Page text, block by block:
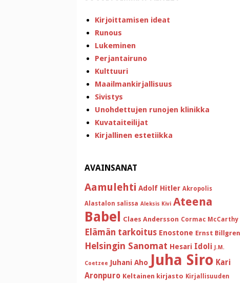
Kirjoittamisen ideat
Runous
Lukeminen
Perjantairuno
Kulttuuri
Maailmankirjallisuus
Sivistys
Unohdettujen runojen klinikka
Kuvataiteilijat
Kirjallinen estetiikka
AVAINSANAT
Aamulehti Adolf Hitler Akropolis
Alastalon salissa Aleksis Kivi Ateena
Babel Claes Andersson Cormac McCarthy
Elämän tarkoitus Enostone Ernst Billgren
Helsingin Sanomat Hesari Idoli J.M.
Coetzee Juhani Aho Juha Siro Kari
Aronpuro Keltainen kirjasto Kirjallisuuden